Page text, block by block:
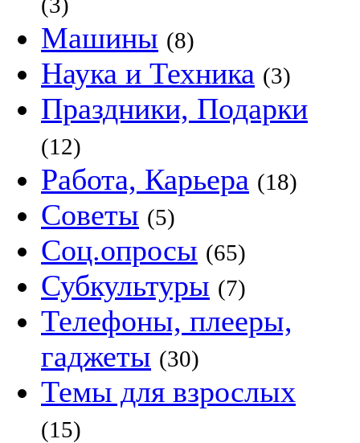
Машины (8)
Наука и Техника (3)
Праздники, Подарки
(12)
Работа, Карьера (18)
Советы (5)
Соц.опросы (65)
Субкультуры (7)
Телефоны, плееры,
гаджеты (30)
Темы для взрослых
(15)